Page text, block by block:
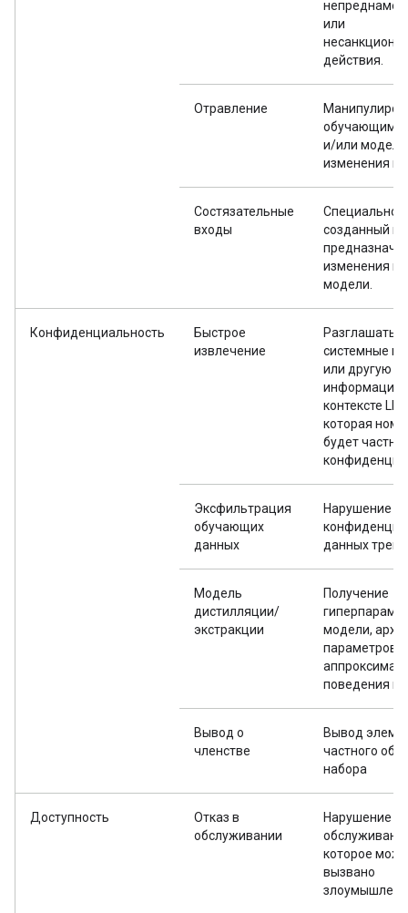
или
действия.
Отравление
обучающими
и/или
изменения
Состязательные
входы
Специально
созданный
изменения
модели.
Конфиденциальность
Быстрое
извлечение
Разглашать
системные
или другую
информацию
контексте
которая
будет
Эксфильтрация
обучающих
данных
Нарушение
данных
Модель
дистилляции/
экстракции
Получение
модели,
параметров
поведения
Вывод о
членстве
Вывод
частного
набора
Доступность
Отказ в
обслуживании
Нарушение
которое
вызвано